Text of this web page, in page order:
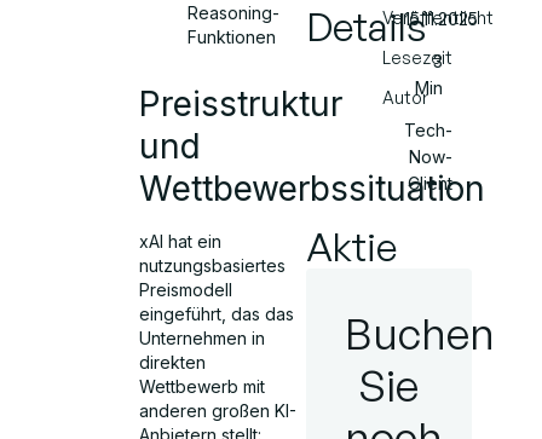
Reasoning-
Funktionen
Preisstruktur
und
Wettbewerbssituation
xAI hat ein
nutzungsbasiertes
Preismodell
eingeführt, das das
Unternehmen in
direkten
Wettbewerb mit
anderen großen KI-
Anbietern stellt:
DetailsVeröffentlicht
Lesezeit
Autor
15.11.2025
3
Min
Tech-
Now-
Client
Aktie
Buchen
Sie